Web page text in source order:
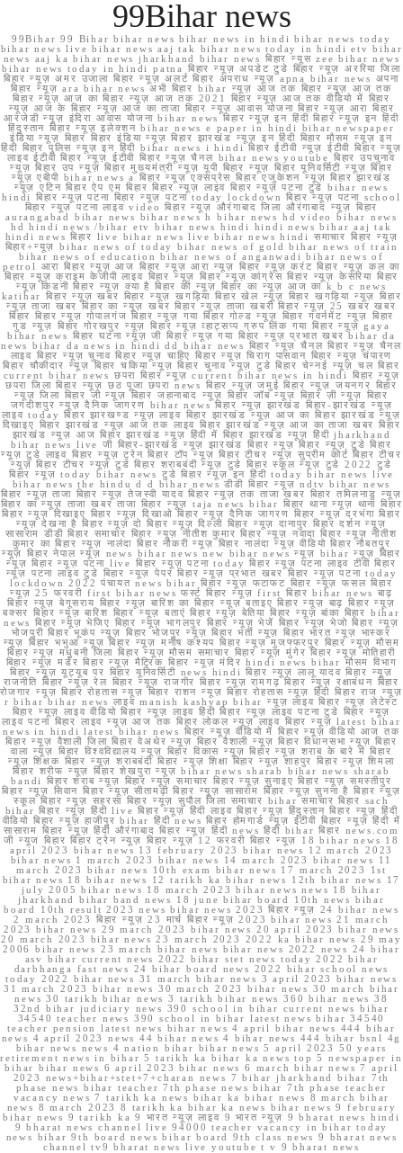
99Bihar news
99Bihar 99 Bihar bihar news bihar news in hindi bihar news today
bihar news live bihar news aaj tak bihar news today in hindi etv bihar
news aaj ka bihar news jharkhand bihar news बिहार न्यूस zee bihar news
bihar news today in hindi patna बिहार न्यूज़ अपडेट टुडे बिहार न्यूज़ अररिया जिला
बिहार न्यूज़ अमर उजाला बिहार न्यूज़ अलर्ट बिहार अपराध न्यूज़ apna bihar news अपना
बिहार न्यूज़ ara bihar news अभी बिहार bihar न्यूज़ आज तक बिहार न्यूज़ आज तक
बिहार न्यूज़ आज का बिहार न्यूज़ आज तक 2021 बिहार न्यूज़ आज तक वीडियो में बिहार
न्यूज़ आज के बिहार न्यूज़ आज का ताजा बिहार न्यूज़ आवास योजना बिहार न्यूज़ आरा बिहार
आरजेडी न्यूज़ इंदिरा आवास योजना bihar news बिहार न्यूज़ इन हिंदी बिहार न्यूज़ इन हिंदी
हिंदुस्तान बिहार न्यूज़ इलेक्शन bihar news e paper in hindi bihar newspaper
इंडिया न्यूज़ बिहार बिहार इंडिया न्यूज़ बिहार झारखंड न्यूज़ इन हिंदी बिहार मौसम न्यूज़ इन
हिंदी बिहार पुलिस न्यूज़ इन हिंदी bihar news i hindi बिहार ईटीवी न्यूज़ ईटीवी बिहार न्यूज़
लाइव ईटीवी बिहार न्यूज़ ईटीवी बिहार न्यूज़ चैनल bihar news youtube बिहार उपचुनाव
न्यूज़ बिहार उप न्यूज़ बिहार मुख्यमंत्री न्यूज़ यूपी बिहार न्यूज़ बिहार यूनिवर्सिटी न्यूज़ बिहार
न्यूज़ एबीपी bihar news a बिहार न्यूज़ एक्सप्रेस बिहार एजुकेशन न्यूज़ बिहार झारखंड
न्यूज़ एटिन बिहार ऐप एम बिहार बिहार न्यूज़ लाइव बिहार न्यूज़ पटना टुडे bihar news
hindi बिहार न्यूज़ पटना बिहार न्यूज़ पटना today lockdown बिहार न्यूज़ पटना school
बिहार न्यूज़ पटना लाइव video बिहार न्यूज़ औरंगाबाद जिला औरंगाबाद न्यूज़ बिहार
aurangabad bihar news bihar news h bihar news hd video bihar news
hd hindi news /bihar etv bihar news hindi hindi news bihar aaj tak
hindi news बिहार live bihar news live bihar news hindi समाचार बिहार न्यूज़
बिहार+न्यूज़ bihar news of today bihar news of gold bihar news of train
bihar news of education bihar news of anganwadi bihar news of
petrol आरा बिहार न्यूज़ आज बिहार न्यूज़ आरा न्यूज़ बिहार न्यूज़ करंट बिहार न्यूज़ कल का
बिहार न्यूज़ क्राइम केजीपी लाइव बिहार न्यूज़ बिहार न्यूज़ कांग्रेस बिहार न्यूज़ केसरिया बिहार
न्यूज़ किडनी बिहार न्यूज़ क्या है बिहार की न्यूज़ बिहार का न्यूज़ आज का k b c news
katihar बिहार न्यूज़ खबर बिहार न्यूज़ खगड़िया बिहार खेल न्यूज़ बिहार खगड़िया न्यूज़ बिहार
न्यूज़ ताजा खबर बिहार का न्यूज़ खबर बिहार न्यूज़ ताजा खबरी बिहार न्यूज़ 25 खबर खबर
बिहार बिहार न्यूज़ गोपालगंज बिहार न्यूज़ गया बिहार गोल्ड न्यूज़ बिहार गवर्नमेंट न्यूज़ बिहार
गुड न्यूज़ बिहार गोरखपुर न्यूज़ बिहार न्यूज़ व्हाट्सप्प ग्रुप लिंक गया बिहार न्यूज़ gaya
bihar news बिहार घटना न्यूज़ जी बिहार न्यूज़ गया बिहार न्यूज़ प्रभात खबर bihar da
news bihar da news in hindi dd bihar news बिहार न्यूज़ चैनल बिहार न्यूज़ चैनल
लाइव बिहार न्यूज़ चुनाव बिहार न्यूज़ चाहिए बिहार न्यूज़ चिराग पासवान बिहार न्यूज़ चंपारण
बिहार चौकीदार न्यूज़ बिहार चकिया न्यूज़ बिहार चुनाव न्यूज़ टुडे बिहार चेन्नई न्यूज़ चल बिहार
current bihar news छपरा बिहार न्यूज़ current bihar news in hindi बिहार न्यूज़
छपरा जिला बिहार न्यूज़ छठ पूजा छपरा news बिहार न्यूज़ जमुई बिहार न्यूज़ जयनगर बिहार
न्यूज़ जिला बिहार जी न्यूज़ बिहार जहानाबाद न्यूज़ बिहार जॉब न्यूज़ बिहार ज़ी न्यूज़ बिहार
जगदीशपुर न्यूज़ दैनिक जागरण bihar news बिहार न्यूज़ झारखंड बिहार-झारखंड न्यूज़
लाइव today बिहार झारखण्ड न्यूज़ लाइव बिहार झारखंड न्यूज़ आज का बिहार झारखंड न्यूज़
दिखाइए बिहार झारखंड न्यूज़ आज तक लाइव बिहार झारखंड न्यूज़ आज का ताजा खबर बिहार
झारखंड न्यूज़ आज बिहार झारखंड न्यूज़ हिंदी में बिहार झारखंड न्यूज़ हिंदी jharkhand
bihar news live जी बिहार-झारखंड न्यूज़ झारखंड बिहार न्यूज़ बिहार न्यूज़ टुडे बिहार
न्यूज़ टुडे लाइव बिहार न्यूज़ ट्रेन बिहार टॉप न्यूज़ बिहार टीचर न्यूज़ सुप्रीम कोर्ट बिहार टीचर
न्यूज़ बिहार टीचर न्यूज़ टुडे बिहार शराबबंदी न्यूज़ टुडे बिहार स्कूल न्यूज़ टुडे 2022 टुडे
बिहार न्यूज़ today bihar news टुडे बिहार न्यूज़ इन हिंदी today bihar news live
bihar news the hindu d d bihar news डीडी बिहार न्यूज़ ndtv bihar news
बिहार न्यूज़ ताजा बिहार न्यूज़ तेजस्वी यादव बिहार न्यूज़ तक ताजा खबर बिहार तमिलनाडु न्यूज़
बिहार का न्यूज़ ताजा खबर ताजा बिहार न्यूज़ taja news bihar बिहार थाना न्यूज़ थाना बिहार
बिहार न्यूज़ दिखाइए बिहार न्यूज़ दिखाओ बिहार न्यूज़ दैनिक जागरण बिहार न्यूज़ दरभंगा बिहार
न्यूज़ देखना है बिहार न्यूज़ दो बिहार न्यूज़ दिल्ली बिहार न्यूज़ दानापुर बिहार दर्शन न्यूज़
सासाराम डीडी बिहार समाचार बिहार न्यूज़ नीतीश कुमार बिहार न्यूज़ नवादा बिहार न्यूज़ नीतीश
कुमार का बिहार न्यूज़ नालंदा बिहार नौकरी न्यूज़ बिहार नालंदा न्यूज़ वीडियो बिहार नौबतपुर
न्यूज़ बिहार नेपाल न्यूज़ news bihar news new bihar news न्यूज़ bihar न्यूज़ बिहार
न्यूज़ बिहार न्यूज़ पटना live बिहार न्यूज़ पटना today बिहार न्यूज़ पटना लाइव टीवी बिहार
न्यूज़ पटना लाइव टुडे बिहार न्यूज़ पेपर बिहार न्यूज़ प्रभात खबर बिहार न्यूज़ पटना today
lockdown 2022 पंचायत news bihar बिहार न्यूज़ फटाफट बिहार न्यूज़ फसल बिहार
न्यूज़ 25 फरवरी first bihar news फर्स्ट बिहार न्यूज़ first बिहार bihar news बाढ़
बिहार न्यूज़ बेगूसराय बिहार न्यूज़ बारिश का बिहार न्यूज़ बताइए बिहार न्यूज़ बाढ़ बिहार न्यूज़
बक्सर बिहार न्यूज़ बारिश बिहार न्यूज़ बताएं बिहार न्यूज़ बेतिया बिहार न्यूज़ बांका बिहार bihar
news बिहार न्यूज़ भेजिए बिहार न्यूज़ भागलपुर बिहार न्यूज़ भेजें बिहार न्यूज़ भेजो बिहार न्यूज़
भोजपुरी बिहार भूकंप न्यूज़ बिहार भोजपुर न्यूज़ बिहार भर्ती न्यूज़ बिहार भारत न्यूज़ भास्कर
न्यूज़ बिहार भभुआ न्यूज़ बिहार न्यूज़ मनीष कश्यप बिहार न्यूज़ मुजफ्फरपुर बिहार न्यूज़ मौसम
बिहार न्यूज़ मधुबनी जिला बिहार न्यूज़ मौसम समाचार बिहार न्यूज़ मुंगेर बिहार न्यूज़ मोतिहारी
बिहार न्यूज़ मर्डर बिहार न्यूज़ मैट्रिक बिहार न्यूज़ मंदिर hindi news bihar मौसम विभाग
बिहार न्यूज़ यूट्यूब पर बिहार यूनिवर्सिटी news hindi बिहार न्यूज़ लालू यादव बिहार न्यूज़
राजनीति बिहार न्यूज़ रेल बिहार न्यूज़ राजगीर बिहार न्यूज़ रामगढ़ बिहार न्यूज़ रक्षाबंधन बिहार
रोजगार न्यूज़ बिहार रोहतास न्यूज़ बिहार राशन न्यूज़ बिहार रोहतास न्यूज़ हिंदी बिहार राज न्यूज़
r bihar bihar news लाइव manish kashyap bihar न्यूज़ लाइव बिहार न्यूज़ लेटेस्ट
बिहार न्यूज़ लाइव वीडियो बिहार न्यूज़ लाइव हिंदी बिहार न्यूज़ लाइव पटना टुडे बिहार न्यूज़
लाइव पटना बिहार लाइव न्यूज़ आज तक बिहार लोकल न्यूज़ लाइव बिहार न्यूज़ latest bihar
news in hindi latest bihar news बिहार न्यूज़ वीडियो में बिहार न्यूज़ वीडियो आज तक
बिहार न्यूज़ वैशाली जिला बिहार वेअथेर न्यूज़ बिहार वैशाली न्यूज़ बिहार विधानसभा न्यूज़ बिहार
वाला न्यूज़ बिहार विश्वविद्यालय न्यूज़ बिहार विकास न्यूज़ बिहार न्यूज़ शराब के बारे में बिहार
न्यूज़ शिक्षक बिहार न्यूज़ शराबबंदी बिहार न्यूज़ शिक्षा बिहार न्यूज़ शाहपुर बिहार न्यूज़ शिमला
बिहार शरीफ न्यूज़ बिहार शेखपुरा न्यूज़ bihar news sharab bihar news sharab
bandi बिहार शराब न्यूज़ बिहार न्यूज़ समाचार बिहार न्यूज़ सुनाइए बिहार न्यूज़ समस्तीपुर
बिहार न्यूज़ सिवान बिहार न्यूज़ सीतामढ़ी बिहार न्यूज़ सासाराम बिहार न्यूज़ सुनना है बिहार न्यूज़
स्कूल बिहार न्यूज़ सहरसा बिहार न्यूज़ सुपौल जिला समाचार bihar समाचार बिहार sach
bihar बिहार न्यूज़ हिंदी live बिहार न्यूज़ हिंदी लाइव बिहार न्यूज़ हिंदुस्तान बिहार न्यूज़ हिंदी
वीडियो बिहार न्यूज़ हाजीपुर bihar हिंदी news बिहार होमगार्ड न्यूज़ ईटीवी बिहार न्यूज़ हिंदी में
सासाराम बिहार न्यूज़ हिंदी औरंगाबाद बिहार न्यूज़ हिंदी news हिंदी bihar बिहार news.com
जी न्यूज बिहार बिहार ट्रेन न्यूज़ बिहार न्यूज़ 12 फरवरी बिहार न्यूज़ 18 bihar news 18
april 2023 bihar news 13 february 2023 bihar news 12 march 2023
bihar news 1 march 2023 bihar news 14 march 2023 bihar news 11
march 2023 bihar news 10th exam bihar news 17 march 2023 1st
bihar news 18 bihar news 12 tarikh ka bihar news 12th bihar news 17
july 2005 bihar news 18 march 2023 bihar news news 18 bihar
jharkhand bihar band news 18 june bihar board 10th news bihar
board 10th result 2023 news bihar news 2023 बिहार न्यूज़ 24 bihar news
2 march 2023 बिहार न्यूज़ 23 मार्च बिहार न्यूज़ 2023 bihar news 21 march
2023 bihar news 29 march 2023 bihar news 20 april 2023 bihar news
20 march 2023 bihar news 23 march 2023 2022 ka bihar news 29 may
2006 bihar news 23 march bihar news bihar news 2022 news 24 bihar
asv bihar current news 2022 bihar stet news today 2022 bihar
darbhanga fast news 24 bihar board news 2022 bihar school news
today 2022 bihar news 31 march bihar news 3 april 2023 bihar news
31 march 2023 bihar news 30 march 2023 bihar news 30 march bihar
news 30 tarikh bihar news 3 tarikh bihar news 360 bihar news 38
32nd bihar judiciary news 390 school in bihar current news bihar
34540 teacher news 390 school in bihar latest news bihar 34540
teacher pension latest news bihar news 4 april bihar news 444 bihar
news 4 april 2023 news 44 bihar news 4 bihar news 444 bihar bsnl 4g
bihar news news 4 nation bihar bihar news 5 april 2023 50 years
retirement news in bihar 5 tarikh ka bihar ka news top 5 newspaper in
bihar bihar news 6 april 2023 bihar news 6 march bihar news 7 april
2023 news+bihar+stet+7+charan news 7 bihar jharkhand bihar 7th
phase news bihar teacher 7th phase news bihar 7th phase teacher
vacancy news 7 tarikh ka news bihar ka bihar news 8 march bihar
news 8 march 2023 8 tarikh ka bihar ka news bihar news 9 february
bihar news 9 tarikh ka 9 भारत न्यूज़ लाइव 9 भारत न्यूज़ 9 bharat news hindi
9 bharat news channel live 94000 teacher vacancy in bihar today
news bihar 9th board news bihar board 9th class news 9 bharat news
channel tv9 bharat news live youtube t v 9 bharat news